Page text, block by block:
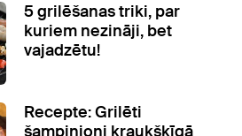
5 grilēšanas triki, par
kuriem nezināji, bet
vajadzētu!
Recepte: Grilēti